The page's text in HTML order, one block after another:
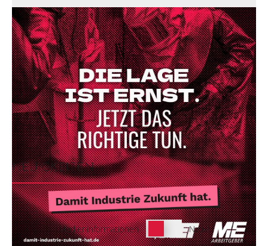
NEUIGKEITEN
Medieninformationen Schalter
Neuigkeiten
News